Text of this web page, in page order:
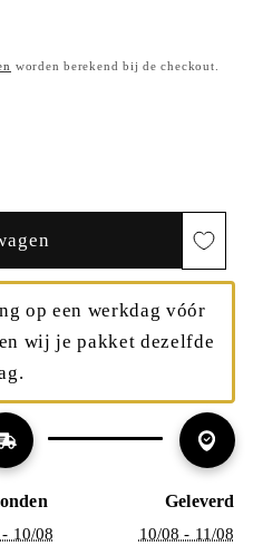
worden berekend bij de checkout.
wij je pakket dezelfde
10/08
Geleverd
10/08 - 11/08